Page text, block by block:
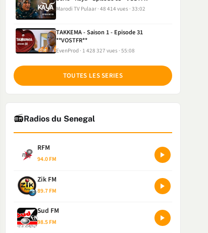
Marodi TV Pulaar 48 414 vues 33:02
TAKKEMA - Saison 1 - Episode 31
**VOSTFR**
EvenProd 1 428 327 vues 55:08
TOUTES LES SERIES
📻Radios du Senegal
RFM
94.0 FM
Zik FM
89.7 FM
Sud FM
98.5 FM